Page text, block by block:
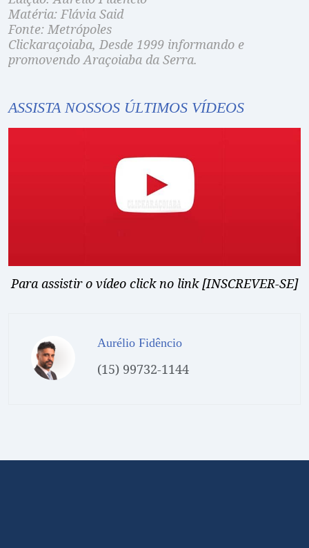
Matéria: Flávia Said
Fonte: Metrópoles
Clickaraçoiaba, Desde 1999 informando e
promovendo Araçoiaba da Serra.
ASSISTA NOSSOS ÚLTIMOS VÍDEOS
Para assistir o vídeo click no link [INSCREVER-SE]
Aurélio Fidêncio
(15) 99732-1144